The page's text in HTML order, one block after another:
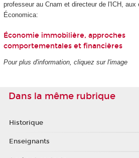
professeur au Cnam et directeur de l'ICH, aux
Économica:
Économie immobilière, approches
comportementales et financières
Pour plus d'information, cliquez sur l'image
Dans la même rubrique
Historique
Enseignants